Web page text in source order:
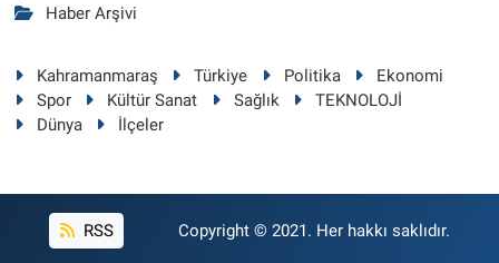
Haber Arşivi
Kahramanmaraş Türkiye Politika
Ekonomi
Spor
Kültür Sanat Sağlık
TEKNOLOJİ
Dünya
İlçeler
RSS Copyright © 2021. Her hakkı saklıdır.